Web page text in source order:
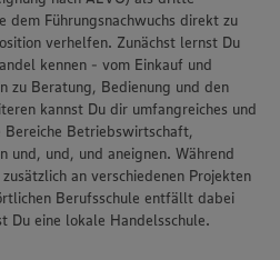
dem Führungsnachwuchs direkt zu
verhelfen. Zunächst lernst Du
kennen - vom Einkauf und
zu Beratung, Bedienung und den
kannst Du dir umfangreiches und
Betriebswirtschaft,
und, und, und aneignen. Während
an verschiedenen Projekten
Berufsschule entfällt dabei
Du eine lokale Handelsschule.